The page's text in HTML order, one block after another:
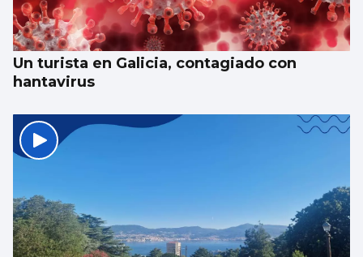
Un turista en Galicia, contagiado con
hantavirus